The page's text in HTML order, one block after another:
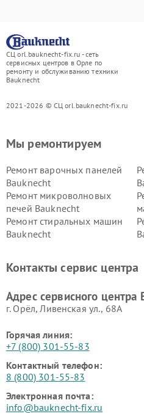
СЦ orl.bauknecht-fix.ru - сеть
сервисных центров в Орле по
ремонту и обслуживанию техники
Bauknecht
2021-2026 © СЦ orl.bauknecht-fix.ru
Мы ремонтируем
Ремонт варочных панелей
Bauknecht
Ремонт микроволновых
печей Bauknecht
Ремонт стиральных машин
Bauknecht
Контакты сервис центра
Адрес сервисного центра
г. Орёл, Ливенская ул., 68А
Горячая линия:
+7 (800) 301-55-83
Контактный телефон:
8 (800) 301-55-83
Электронная почта:
info@bauknecht-fix.ru